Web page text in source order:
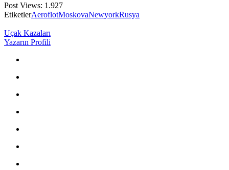
Post Views: 1.927
EtiketlerAeroflotMoskovaNewyorkRusya
Uçak Kazaları
Yazarın Profili